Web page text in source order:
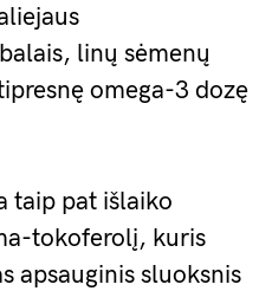
linų sėmenų
omega-3 dozę
taip pat išlaiko
tokoferolį, kuris
apsauginis sluoksnis